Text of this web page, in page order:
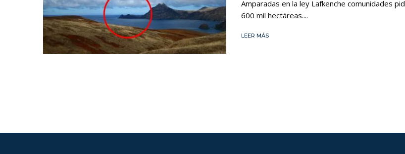
Amparadas en la ley Lafkenche comunidades
600 mil hectáreas....
LEER MÁS